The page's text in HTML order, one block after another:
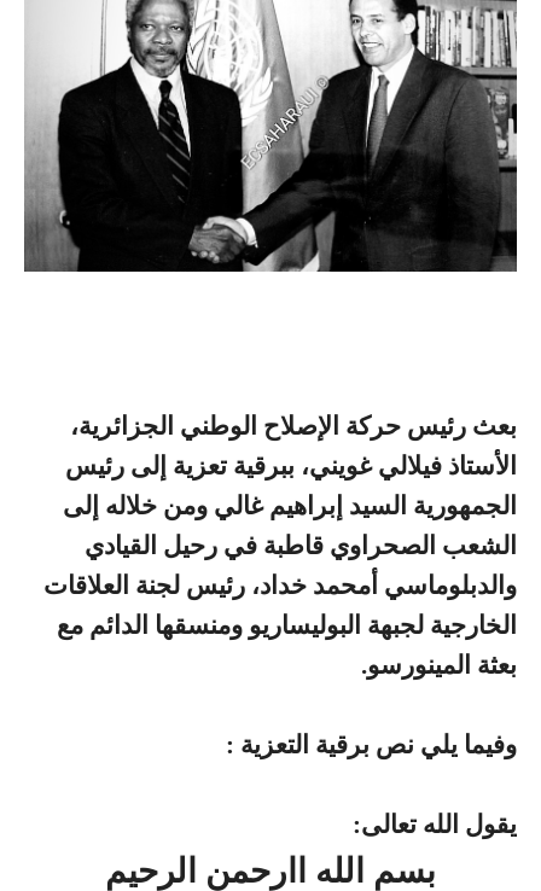
بعث رئيس حركة الإصلاح الوطني الجزائرية،
الأستاذ فيلالي غويني، ببرقية تعزية إلى رئيس
الجمهورية السيد إبراهيم غالي ومن خلاله إلى
الشعب الصحراوي قاطبة في رحيل القيادي
والدبلوماسي أمحمد خداد، رئيس لجنة العلاقات
الخارجية لجبهة البوليساريو ومنسقها الدائم مع
بعثة المينورسو.
وفيما يلي نص برقية التعزية :
يقول الله تعالى:
بسم الله اارحمن الرحيم